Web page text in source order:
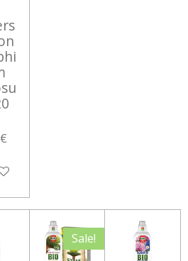
QUANDO DISPONIBILE
Sale!